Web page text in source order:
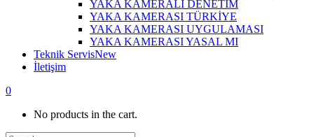
YAKA KAMERALI DENETİM
YAKA KAMERASI TÜRKİYE
YAKA KAMERASI UYGULAMASI
YAKA KAMERASI YASAL MI
Teknik ServisNew
İletişim
0
No products in the cart.